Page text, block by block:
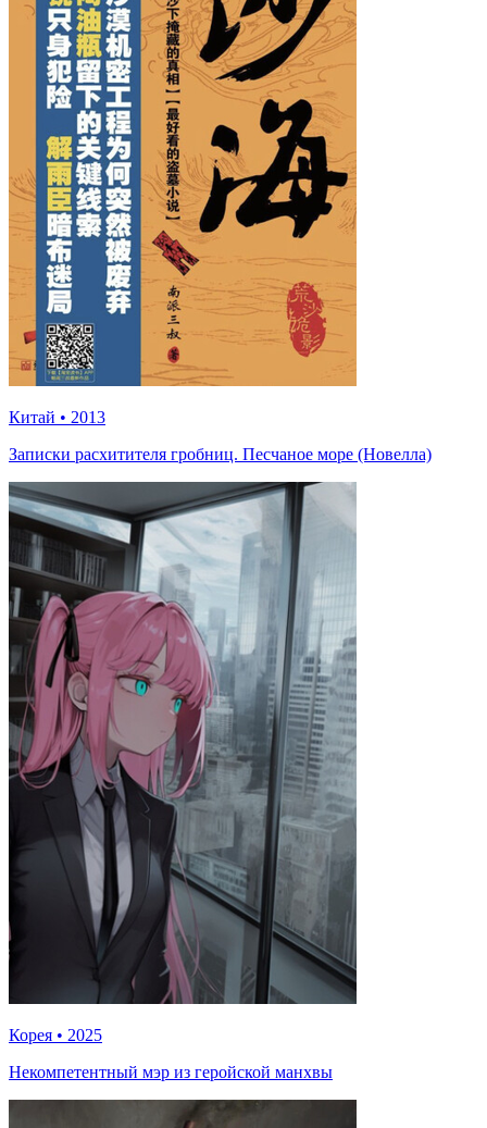
Китай • 2013
Записки расхитителя гробниц. Песчаное море (Новелла)
Корея • 2025
Некомпетентный мэр из геройской манхвы